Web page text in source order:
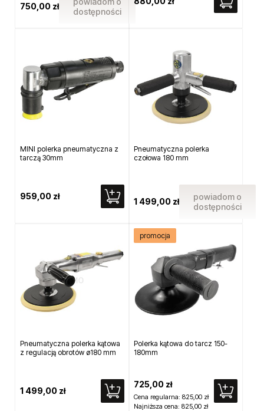
750,00 zł
dostępności
MINI polerka pneumatyczna z
tarczą 30mm
959,00 zł
Pneumatyczna polerka
czołowa 180 mm
1 499,00 zł
powiadom o
dostępności
Pneumatyczna polerka kątowa
z regulacją obrotów ø180 mm
1 499,00 zł
Polerka kątowa do tarcz 150-
180mm
725,00 zł
Cena regularna: 825,00 zł
Najniższa cena: 825,00 zł
promocja